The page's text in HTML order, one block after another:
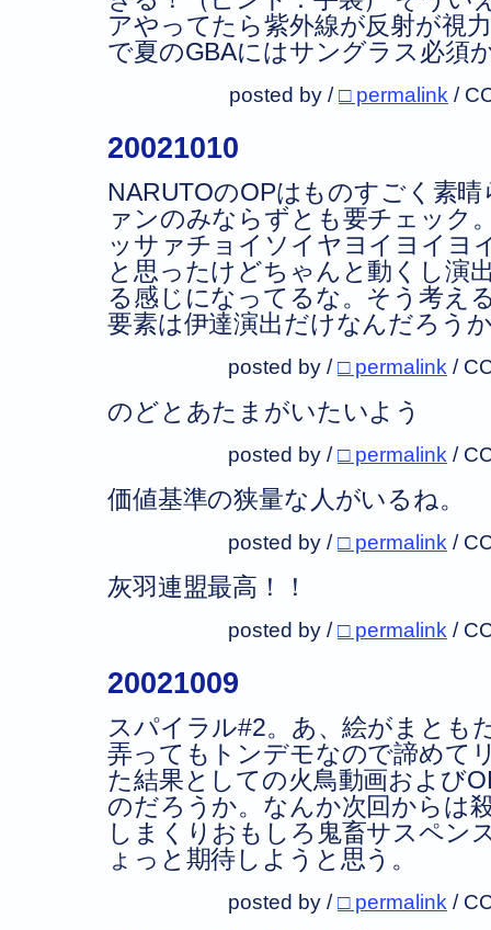
アやってたら紫外線が反射が視
で夏のGBAにはサングラス必須
posted by /□ permalink /
20021010
NARUTOのOPはものすごく素
ァンのみならずとも要チェック
ッサァチョイソイヤヨイヨイヨ
と思ったけどちゃんと動くし演
る感じになってるな。そう考え
要素は伊達演出だけなんだろう
posted by /□ permalink /
のどとあたまがいたいよう
posted by /□ permalink /
価値基準の狭量な人がいるね。
posted by /□ permalink /
灰羽連盟最高！！
posted by /□ permalink /
20021009
スパイラル#2。あ、絵がまと
弄ってもトンデモなので諦めて
た結果としての火鳥動画および
のだろうか。なんか次回からは
しまくりおもしろ鬼畜サスペン
ょっと期待しようと思う。
posted by /□ permalink /